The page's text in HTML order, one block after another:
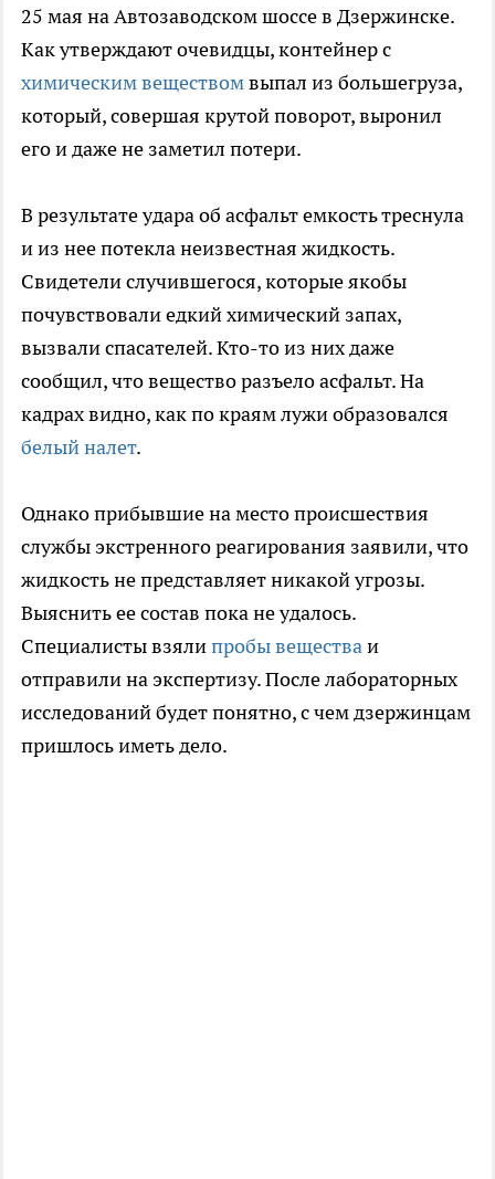
25 мая на Автозаводском шоссе в Дзержинске.
Как утверждают очевидцы, контейнер с
химическим веществомвыпал из большегруза,
который, совершая крутой поворот, выронил
его и даже не заметил потери.
В результате удара об асфальт емкость треснула
и из нее потекла неизвестная жидкость.
Свидетели случившегося, которые якобы
почувствовали едкий химический запах,
вызвали спасателей. Кто-то из них даже
сообщил, что вещество разъело асфальт. На
кадрах видно, как по краям лужи образовался
белый налет.
Однако прибывшие на место происшествия
службы экстренного реагирования заявили, что
жидкость не представляет никакой угрозы.
Выяснить ее состав пока не удалось.
Специалисты взялипробы веществаи
отправили на экспертизу. После лабораторных
исследований будет понятно, с чем дзержинцам
пришлось иметь дело.